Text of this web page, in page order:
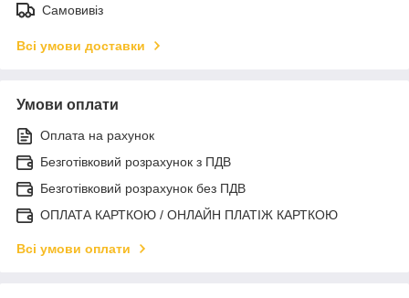
Самовивіз
Всі умови доставки
Умови оплати
Оплата на рахунок
Безготівковий розрахунок з ПДВ
Безготівковий розрахунок без ПДВ
ОПЛАТА КАРТКОЮ / ОНЛАЙН ПЛАТІЖ КАРТКОЮ
Всі умови оплати